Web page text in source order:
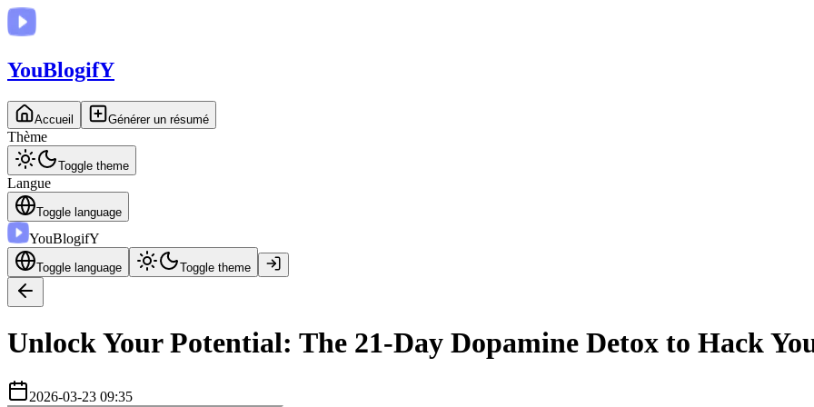
YouBlogifY
Accueil Générer un résumé
Thème
Toggle theme
Langue
Toggle language
YouBlogifY
Toggle language Toggle theme
Unlock Your Potential: The 21-Day Dopamine Detox to Hack
2026-03-23 09:35